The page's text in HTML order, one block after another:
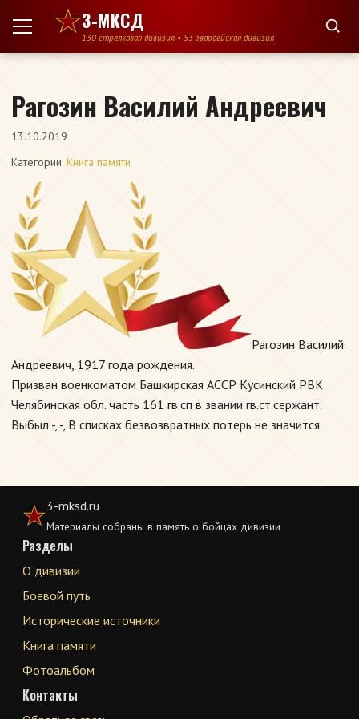
Перейти к содержимому
3-МКСД
130 стрелковая дивизия • 53 гвардейская дивизия
Рагозин Василий Андреевич
13.10.2019
Категории: Книга памяти
Рагозин Василий
Андреевич, 1917 года рождения.
Призван военкоматом Башкирская АССР Кусинский РВК
Челябинская обл. часть 161 гв.сп в звании гв.ст.сержант.
Выбыл -, -, В списках безвозвратных потерь не значится.
3-mksd.ru
Материалы собраны в память о бойцах дивизии
Разделы
О дивизии
Боевой путь
Исторические источники
Книга памяти
Фотоальбом
Контакты